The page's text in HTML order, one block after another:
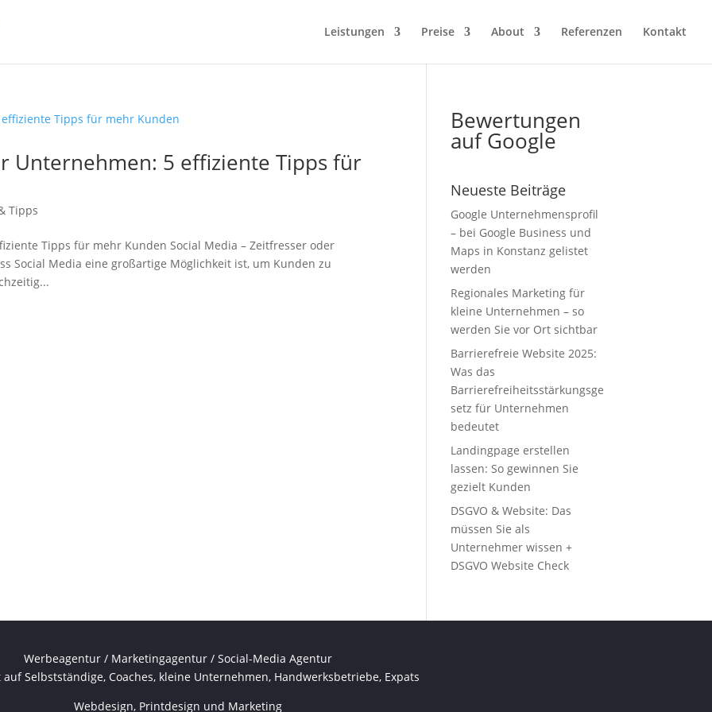
Leistungen Preise About Referenzen Kontakt
Unternehmen: 5 effiziente Tipps für
Tipps
Tipps für mehr Kunden Social Media – Zeitfresser oder
Social Media eine großartige Möglichkeit ist, um Kunden zu
Bewertungen
auf Google
Neueste Beiträge
Google Unternehmensprofil
– bei Google Business und
Maps in Konstanz gelistet
werden
Regionales Marketing für
kleine Unternehmen – so
werden Sie vor Ort sichtbar
Barrierefreie Website 2025:
Was das
Barrierefreiheitsstärkungsge
setz für Unternehmen
bedeutet
Landingpage erstellen
lassen: So gewinnen Sie
gezielt Kunden
DSGVO & Website: Das
müssen Sie als
Unternehmer wissen +
DSGVO Website Check
Werbeagentur / Marketingagentur / Social-Media Agentur
Selbstständige, Coaches, kleine Unternehmen, Handwerksbetriebe, Expats
Webdesign, Printdesign und Marketing